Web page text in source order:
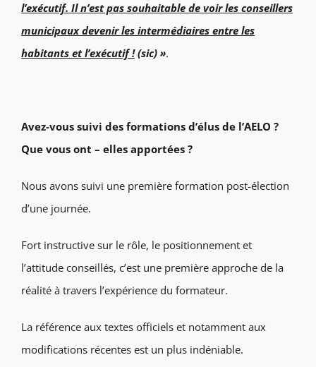
l’exécutif. Il n’est pas souhaitable de voir les conseillers
municipaux devenir les intermédiaires entre les
habitants et l’exécutif !(sic) ».
Avez-vous suivi des formations d’élus de l’AELO ?
Que vous ont – elles apportées ?
Nous avons suivi une première formation post-élection
d’une journée.
Fort instructive sur le rôle, le positionnement et
l’attitude conseillés, c’est une première approche de la
réalité à travers l’expérience du formateur.
La référence aux textes officiels et notamment aux
modifications récentes est un plus indéniable.